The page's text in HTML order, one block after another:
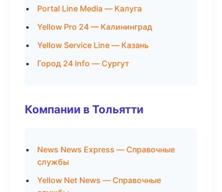
Portal Line Media — Калуга
Yellow Pro 24 — Калининград
Yellow Service Line — Казань
Город 24 Info — Сургут
Компании в Тольятти
News News Express — Справочные
службы
Yellow Net News — Справочные